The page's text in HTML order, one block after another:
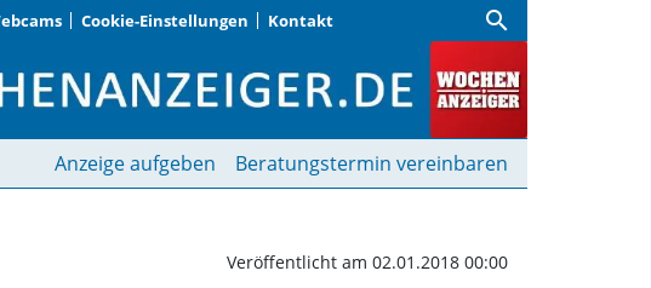
Cookie-Einstellungen Kontakt search
im AWO-Kinderhaus
Anzeige aufgeben Beratungstermin vereinbaren
Veröffentlicht am 02.01.2018 00:00